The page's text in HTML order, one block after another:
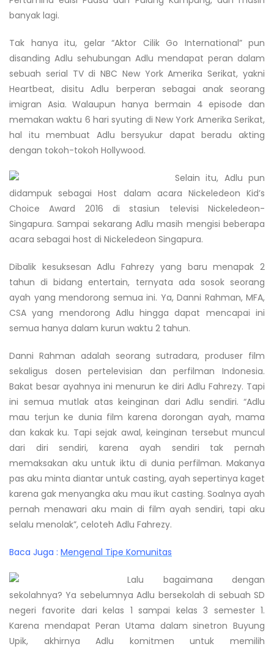
banyak lagi.
Tak hanya itu, gelar “Aktor Cilik Go International” pun
disanding Adlu sehubungan Adlu mendapat peran dalam
sebuah serial TV di NBC New York Amerika Serikat, yakni
Heartbeat, disitu Adlu berperan sebagai anak seorang
imigran Asia. Walaupun hanya bermain 4 episode dan
memakan waktu 6 hari syuting di New York Amerika Serikat,
hal itu membuat Adlu bersyukur dapat beradu akting
dengan tokoh-tokoh Hollywood.
Selain itu, Adlu pun
didampuk sebagai Host dalam acara Nickeledeon Kid’s
Choice Award 2016 di stasiun televisi Nickeledeon-
Singapura. Sampai sekarang Adlu masih mengisi beberapa
acara sebagai host di Nickeledeon Singapura.
Dibalik kesuksesan Adlu Fahrezy yang baru menapak 2
tahun di bidang entertain, ternyata ada sosok seorang
ayah yang mendorong semua ini. Ya, Danni Rahman, MFA,
CSA yang mendorong Adlu hingga dapat mencapai ini
semua hanya dalam kurun waktu 2 tahun.
Danni Rahman adalah seorang sutradara, produser film
sekaligus dosen pertelevisian dan perfilman Indonesia.
Bakat besar ayahnya ini menurun ke diri Adlu Fahrezy. Tapi
ini semua mutlak atas keinginan dari Adlu sendiri. “Adlu
mau terjun ke dunia film karena dorongan ayah, mama
dan kakak ku. Tapi sejak awal, keinginan tersebut muncul
dari diri sendiri, karena ayah sendiri tak pernah
memaksakan aku untuk iktu di dunia perfilman. Makanya
pas aku minta diantar untuk casting, ayah sepertinya kaget
karena gak menyangka aku mau ikut casting. Soalnya ayah
pernah menawari aku main di film ayah sendiri, tapi aku
selalu menolak”, celoteh Adlu Fahrezy.
Baca Juga : Mengenal Tipe Komunitas
Lalu bagaimana dengan
sekolahnya? Ya sebelumnya Adlu bersekolah di sebuah SD
negeri favorite dari kelas 1 sampai kelas 3 semester 1.
Karena mendapat Peran Utama dalam sinetron Buyung
Upik, akhirnya Adlu komitmen untuk memilih